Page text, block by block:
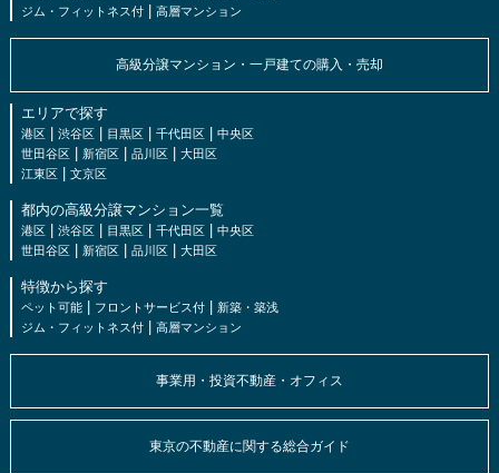
ジム・フィットネス付| 高層マンション
高級分譲マンション・一戸建ての購入・売却
エリアで探す
港区| 渋谷区| 目黒区| 千代田区| 中央区
世田谷区| 新宿区| 品川区| 大田区
江東区| 文京区
都内の高級分譲マンション一覧
港区| 渋谷区| 目黒区| 千代田区| 中央区
世田谷区| 新宿区| 品川区| 大田区
特徴から探す
ペット可能| フロントサービス付| 新築・築浅
ジム・フィットネス付| 高層マンション
事業用・投資不動産・オフィス
東京の不動産に関する総合ガイド